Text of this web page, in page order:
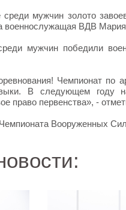
мужчин золото
военнослужащая ВДВ
мужчин победили
Чемпионат по
В следующем году
право первенства», -
Вооруженных